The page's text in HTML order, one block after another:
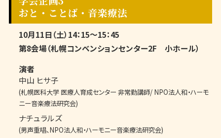
おと・ことば・音楽療法
10月11日（土）14：15～15：45
第8会場（札幌コンベンションセンター2F 小ホール）
演者
中山 ヒサ子
(札幌医科大学 医療人育成センター 非常勤講師/ NPO法人和・ハーモ
ニー音楽療法研究会)
ナチュラルズ
(男声重唱、NPO法人和・ハーモニー音楽療法研究会)